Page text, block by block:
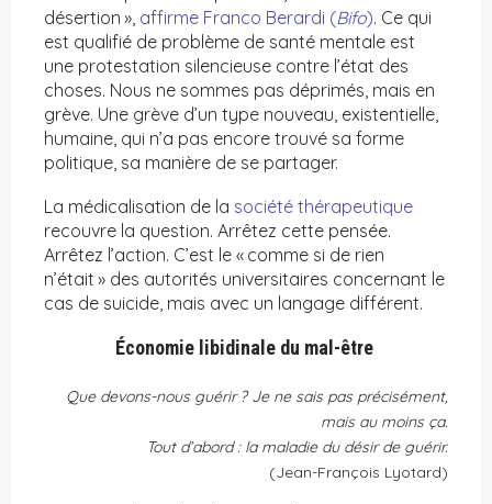
désertion », affirme Franco Berardi (Bifo). Ce qui
est qualifié de problème de santé mentale est
une protestation silencieuse contre l’état des
choses. Nous ne sommes pas déprimés, mais en
grève. Une grève d’un type nouveau, existentielle,
humaine, qui n’a pas encore trouvé sa forme
politique, sa manière de se partager.
La médicalisation de la société thérapeutique
recouvre la question. Arrêtez cette pensée.
Arrêtez l’action. C’est le « comme si de rien
n’était » des autorités universitaires concernant le
cas de suicide, mais avec un langage différent.
Économie libidinale du mal-être
Que devons-nous guérir? Je ne sais pas précisément,
mais au moins ça.
Tout d’abord : la maladie du désir de guérir.
(Jean-François Lyotard)